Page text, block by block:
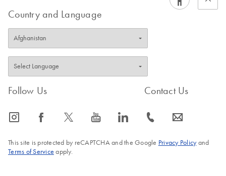
Country and Language
Follow Us
icon_0065_instagram-s icon_0064_facebook-s icon_0340_cc_gen_x-s icon_0077_youtube-s icon_0066_linkedin-s
Contact Us
icon_0072_phone-s icon_0063_envelope-s
This site is protected by reCAPTCHA and the Google Privacy Policyand
Terms of Service apply.